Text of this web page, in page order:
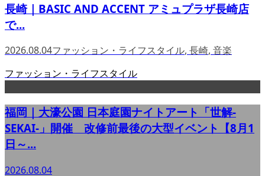
長崎｜BASIC AND ACCENT アミュプラザ長崎店
で...
2026.08.04ファッション・ライフスタイル, 長崎, 音楽
ファッション・ライフスタイル
福岡｜大濠公園 日本庭園ナイトアート「世解-
SEKAI-」開催 改修前最後の大型イベント【8月1
日～...
2026.08.04